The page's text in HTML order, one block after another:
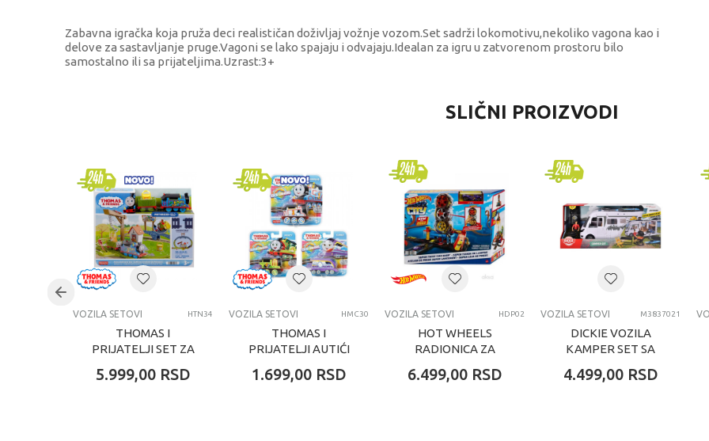
Zabavna igračka koja pruža deci realističan doživljaj vožnje vozom.Set sadrži lokomotivu,nekoliko vagona kao i
delove za sastavljanje pruge.Vagoni se lako spajaju i odvajaju.Idealan za igru u zatvorenom prostoru bilo
samostalno ili sa prijateljima.Uzrast:3+
Vozila setovi
Best Luck
Pol dečaci
Uzrast 4-6 godina
Kategorija VOZILA SETOVI
SLIČNI PROIZVODI
VOZILA SETOVI HTN34
THOMAS I
PRIJATELJI SET ZA
5.999,00 RSD
VOZILA SETOVI HMC30
THOMAS I
PRIJATELJI AUTIĆI
BOJU ASORTIMAN
1.699,00 RSD
VOZILA SETOVI HDP02
HOT WHEELS
RADIONICA ZA
6.499,00 RSD
VOZILA SETOVI M3837021
DICKIE VOZILA
KAMPER SET SA
4.499,00 RSD